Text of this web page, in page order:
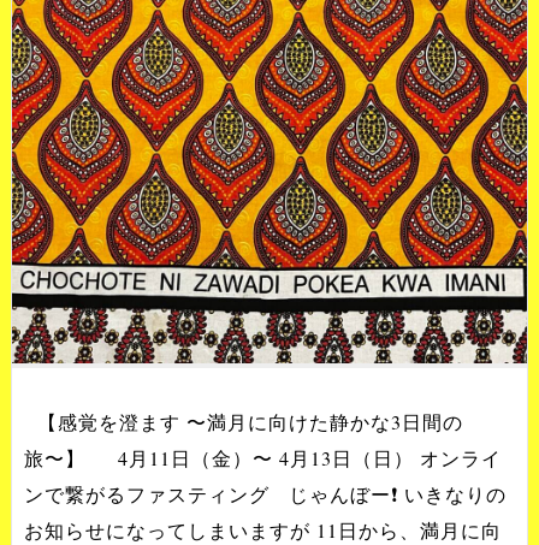
【感覚を澄ます 〜満月に向けた静かな3日間の
旅〜】 4月11日（金）〜 4月13日（日） オンライ
ンで繋がるファスティング じゃんぼー❗️ いきなりの
お知らせになってしまいますが 11日から、満月に向